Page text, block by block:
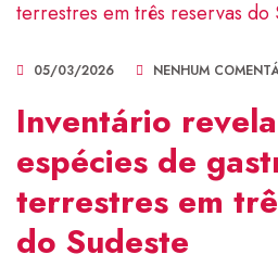
05/03/2026 NENHUM
Inventário
espécies de
terrestres em
do Sudeste